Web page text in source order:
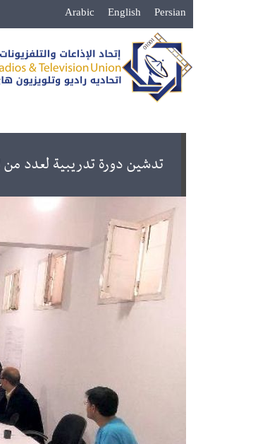
Arabic English Persian
تدشين دورة تدريبية لعدد